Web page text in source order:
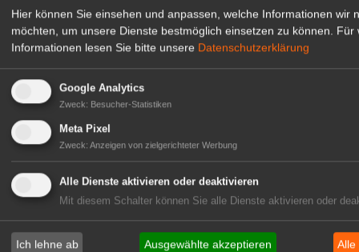
& Co KG
Gärtner im Zierpflanzenbau
(m/w/d)
Gensingen
zur Stellenanzeige
Hier können Sie einsehen und anpassen, welche Informationen wir
möchten, um unsere Dienste bestmöglich einsetzen zu können. Für
Informationen lesen Sie bitte unsere Datenschutzerklärung
Google Analytics
Zweck: Besucher-Statistiken
Meta Pixel
Zweck: Anzeigen von zielgerichteter Werbung
Alle Dienste aktivieren oder deaktivieren
Mit diesem Schalter können Sie alle Dienste aktivieren oder
Ich lehne ab Ausgewählte akzeptieren Alle